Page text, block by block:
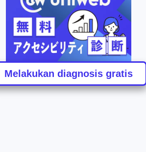
Melakukan diagnosis gratis